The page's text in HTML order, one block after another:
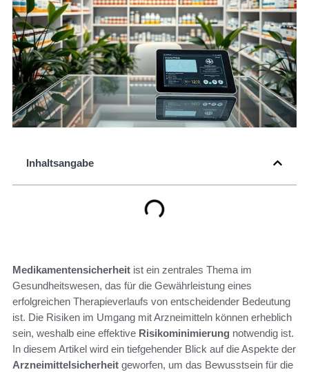
Inhaltsangabe
Medikamentensicherheit ist ein zentrales Thema im
Gesundheitswesen, das für die Gewährleistung eines
erfolgreichen Therapieverlaufs von entscheidender Bedeutung
ist. Die Risiken im Umgang mit Arzneimitteln können erheblich
sein, weshalb eine effektive Risikominimierung notwendig ist.
In diesem Artikel wird ein tiefgehender Blick auf die Aspekte der
Arzneimittelsicherheit geworfen, um das Bewusstsein für die